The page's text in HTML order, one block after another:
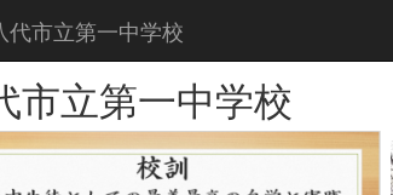
代市立第一中学校
市立第一中学校